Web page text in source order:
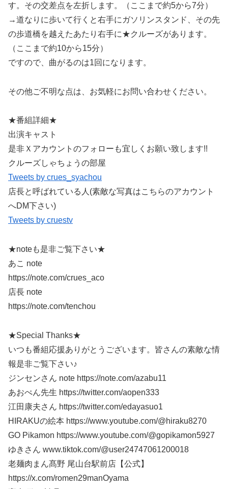
す。その交差点を左折します。（ここまで約5から7分）
→道なりに歩いて行くと右手にガソリンスタンド、その先
の歩道橋を越えたあたり右手に★クルーズがあります。
（ここまで約10から15分）
ですので、曲がるのは1回になります。
その他ご不明な点は、お気軽にお問い合わせください。
★番組詳細★
出演キャスト
是非Ｘアカウントのフォローも宜しくお願い致します!!
クルーズしゃちょうの部屋
Tweets by crues_syachou
店長と呼ばれている人(素敵な写真はこちらのアカウント
へDM下さい)
Tweets by cruestv
★noteも是非ご覧下さい★
あこ note
https://note.com/crues_aco
店長 note
https://note.com/tenchou
★Special Thanks★
いつも番組応援ありがとうございます。皆さんの素敵な情
報是非ご覧下さい♪
ジンセンさん note https://note.com/azabu11
あおぺん先生 https://twitter.com/aopen333
江田康夫さん https://twitter.com/edayasuo1
HIRAKUの絵本 https://www.youtube.com/@hiraku8270
GO Pikamon https://www.youtube.com/@gopikamon5927
ゆきさん www.tiktok.com/@user24747061200018
老麺肉まん髙野 尾山台駅前店【公式】
https://x.com/romen29manOyama